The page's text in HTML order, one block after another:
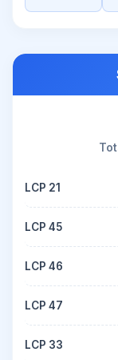
LCP 21
LCP 45
LCP 46
LCP 47
LCP 33